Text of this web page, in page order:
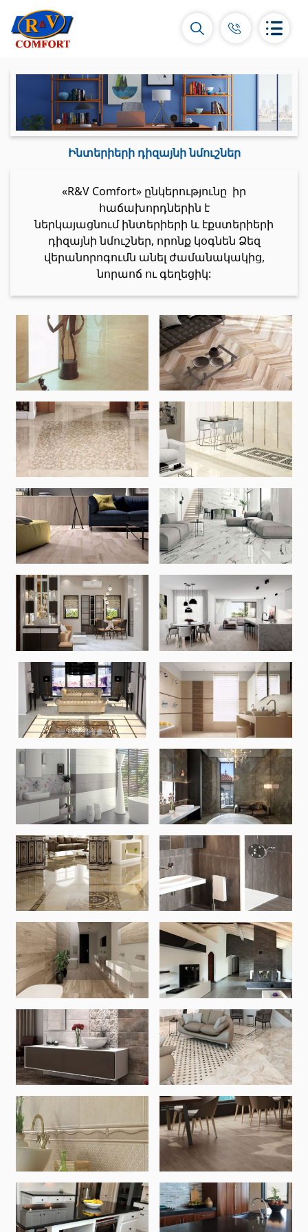
Կերամիկական սալիկներ և
Պատի կերամիկական սալիկներ
Կարնիզներ և դեկորներ (450)
Հատակի սալիկներ(392)
Կերամոգրանիտ (92)
Սանտեխնիկա
Խոհանոցի լվացարաններ(7)
Կերամիկական լվացարաններ(27)
Հիդրոմերսող լոգարաններ
Լոգարանի աքսեսուարներ
(53)
Բոլորը
Բնական քարեր
Գրանիտ (34)
Մարմար (7)
Տապանաքարեր(14)
Կվարցներ(6)
Հատակի ծածկույթ
Լամինատե հատակներ (38)
Փայտե մանրահատակ
(3)
Բամբուկե հատակներ
(3)
Հատակ բնական խցանից(3)
Բոլորը
Պատերի երեսապատում
Օդափոխվող համակարգեր(1)
Ֆիբրոցեմենտային սալ
(2)
Ալյումինե բազմաշերտ թերթեր
Առաստաղներ
Կախովի առաստաղներ և պրոֆիլներ(10)
Լուսարձակներ և լամպեր(28)
Գիպս-ստվարաթուղթ KNAUF
Մտոց (Լյուկեր)՝ գիպս-ստվարաթղթե սալիկներից (9)
Գիպսստվարաթղթե սալեր(8)
Պրոֆիլներ(34)
Ժապավեններ և պտուտակներ(7)
Շինարարական և սպասարկման
Ինտերիերի դիզայնի նմուշներ
«R&V Comfort» ընկերությունը իր
հաճախորդներին է
ներկայացնում ինտերիերի և էքստերիերի
դիզայնի նմուշներ, որոնք կօգնեն Ձեզ
վերանորոգումն անել ժամանակակից,
նորաոճ ու գեղեցիկ: